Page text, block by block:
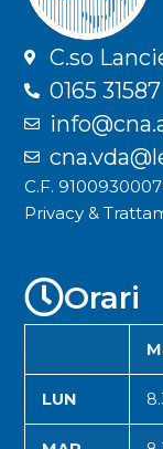
C.so
0165 31587
C.F.
Privacy &
Orari
LUN